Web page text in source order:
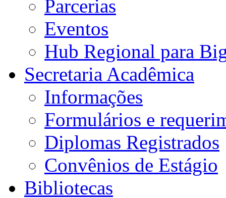
Parcerias
Eventos
Hub Regional para
Secretaria Acadêmica
Informações
Formulários e
Diplomas Registrados
Convênios de Estágio
Bibliotecas